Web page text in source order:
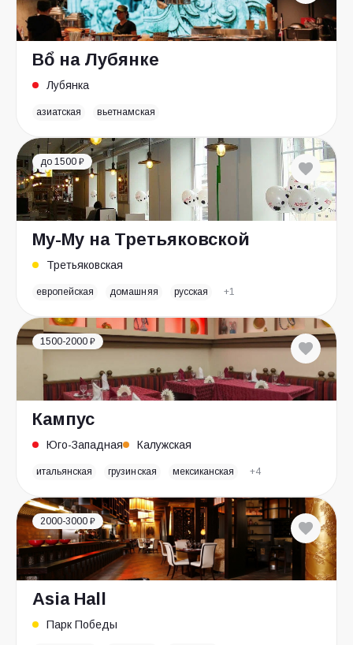
Bổ на Лубянке
Лубянка
азиатская вьетнамская
до 1500 ₽
Му-Му на Третьяковской
Третьяковская
европейская домашняя русская +1
1500-2000 ₽
Кампус
Юго-Западная Калужская
итальянская грузинская мексиканская +4
2000-3000 ₽
Asia Hall
Парк Победы